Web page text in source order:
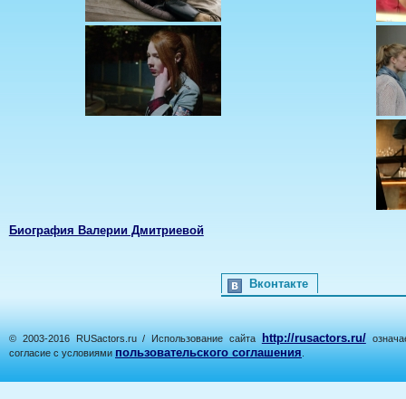
Биография Валерии Дмитриевой
Вконтакте
© 2003-2016 RUSactors.ru / Использование сайта http://rusactors.ru/
согласие с условиями пользовательского соглашения